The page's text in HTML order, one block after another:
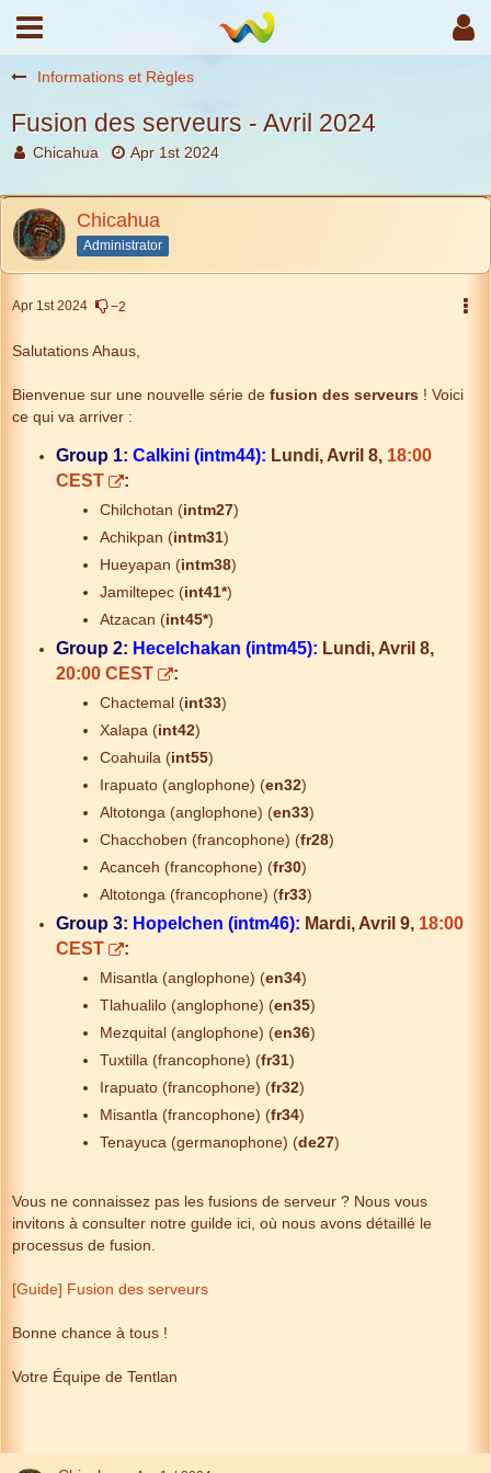
Informations et Règles
Fusion des serveurs - Avril 2024
Chicahua Apr 1st 2024
Chicahua
Administrator
Apr 1st 2024 −2
Salutations Ahaus,
Bienvenue sur une nouvelle série de fusion des serveurs ! Voici
ce qui va arriver :
Group 1: Calkini (intm44): Lundi, Avril 8, 18:00
CEST
:
Chilchotan (intm27)
Achikpan (intm31)
Hueyapan (intm38)
Jamiltepec (int41*)
Atzacan (int45*)
Group 2: Hecelchakan (intm45): Lundi, Avril 8,
20:00 CEST
:
Chactemal (int33)
Xalapa (int42)
Coahuila (int55)
Irapuato (anglophone) (en32)
Altotonga (anglophone) (en33)
Chacchoben (francophone) (fr28)
Acanceh (francophone) (fr30)
Altotonga (francophone) (fr33)
Group 3: Hopelchen (intm46): Mardi, Avril 9, 18:00
CEST
:
Misantla (anglophone) (en34)
Tlahualilo (anglophone) (en35)
Mezquital (anglophone) (en36)
Tuxtilla (francophone) (fr31)
Irapuato (francophone) (fr32)
Misantla (francophone) (fr34)
Tenayuca (germanophone) (de27)
Vous ne connaissez pas les fusions de serveur ? Nous vous
invitons à consulter notre guilde ici, où nous avons détaillé le
processus de fusion.
[Guide] Fusion des serveurs
Bonne chance à tous !
Votre Équipe de Tentlan